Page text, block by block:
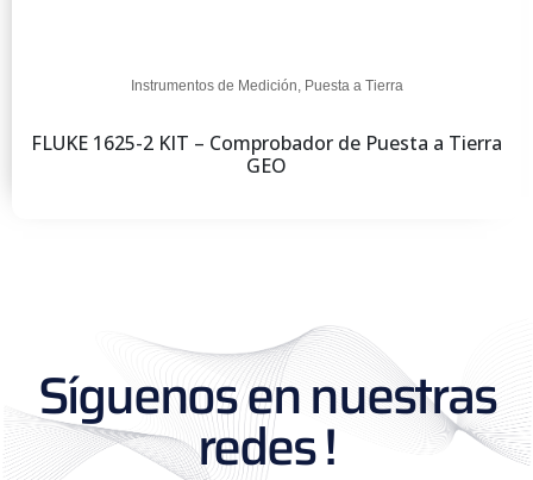
Instrumentos de Medición, Puesta a Tierra
FLUKE 1625-2 KIT – Comprobador de Puesta a Tierra
GEO
Síguenos en nuestras
redes !